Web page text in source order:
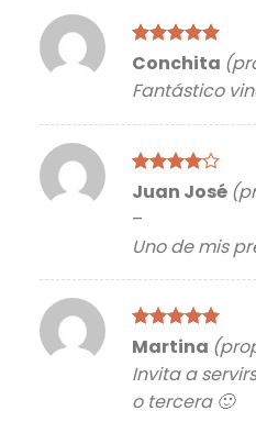
Valorado
Conchita
Fantástico
Valorado
5
Juan José
–
Uno de mis
Valorado
de 5
Martina
Invita a
o tercera 🙂